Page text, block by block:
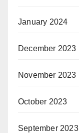
January 2024
December 2023
November 2023
October 2023
September 2023